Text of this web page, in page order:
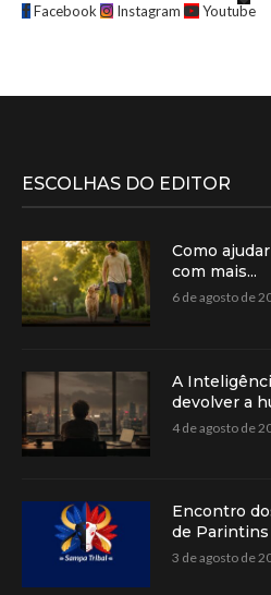
Facebook Instagram Youtube
ESCOLHAS DO EDITOR
Como
com mais...
6 de agosto de
A
devolver a
4 de agosto de
Encontro
de
3 de agosto de